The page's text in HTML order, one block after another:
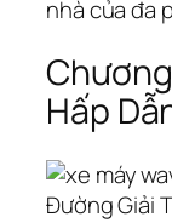
nhà của đa
Hấp